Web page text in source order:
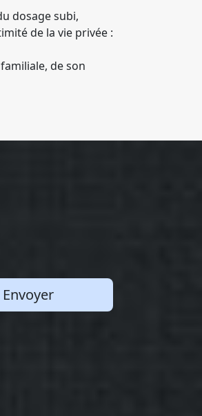
dosage subi,
de la vie privée :
de son
Envoyer